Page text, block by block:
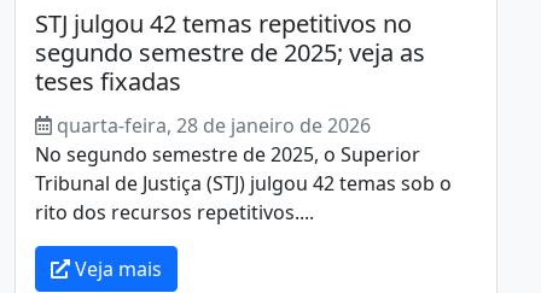
STJ julgou 42 temas repetitivos no
segundo semestre de 2025; veja as
teses fixadas
quarta-feira, 28 de janeiro de 2026
No segundo semestre de 2025, o Superior
Tribunal de Justiça (STJ) julgou 42 temas sob o
rito dos recursos repetitivos....
Veja mais